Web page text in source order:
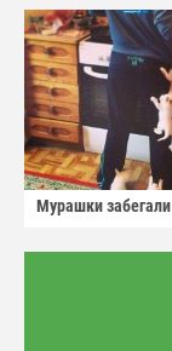
Мурашки забегали